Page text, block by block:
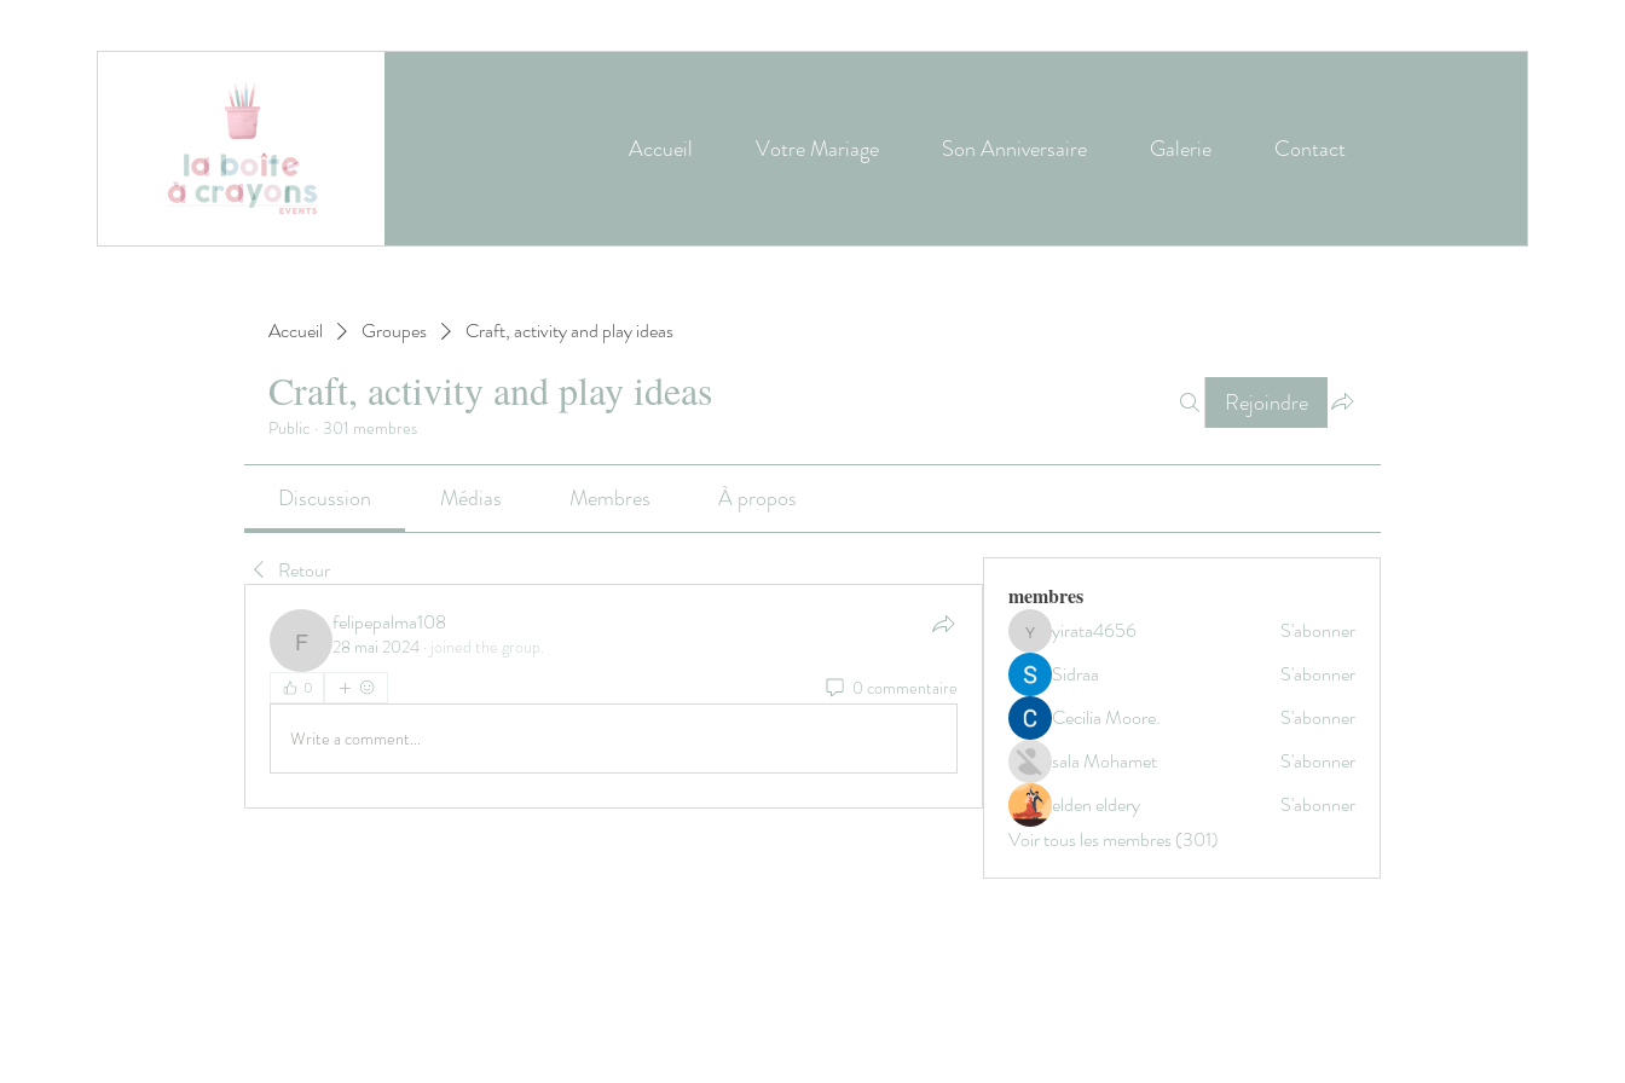
Accueil Votre Mariage Son Anniversaire Galerie Contact
Accueil Groupes Craft, activity and play ideas
Craft, activity and play ideas
Public · 301 membres
Rejoindre
Discussion Médias Membres À propos
Retour
felipepalma108
felipepalma108
28 mai 2024 · joined the group.
0 0 commentaire
Write a comment...
membres
yirata4656
yirata4656
S'abonner
Sidraa
S'abonner
Cecilia Moore.
S'abonner
sala Mohamet
S'abonner
elden eldery
S'abonner
Voir tous les membres (301)